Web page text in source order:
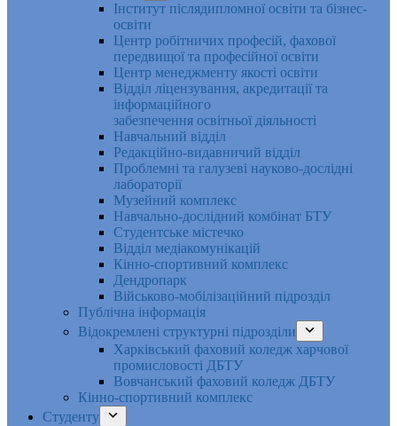
Інститут післядипломної освіти та бізнес-
освіти
Центр робітничих професій, фахової
передвищої та професійної освіти
Центр менеджменту якості освіти
Відділ ліцензування, акредитації та
інформаційного
забезпечення освітньої діяльності
Навчальний відділ
Редакційно-видавничий відділ
Проблемні та галузеві науково-дослідні
лабораторії
Музейний комплекс
Навчально-дослідний комбінат БТУ
Студентське містечко
Відділ медіакомунікацій
Кінно-спортивний комплекс
Дендропарк
Військово-мобілізаційний підрозділ
Публічна інформація
Відокремлені структурні підрозділи
Харківський фаховий коледж харчової
промисловості ДБТУ
Вовчанський фаховий коледж ДБТУ
Кінно-спортивний комплекс
Студенту